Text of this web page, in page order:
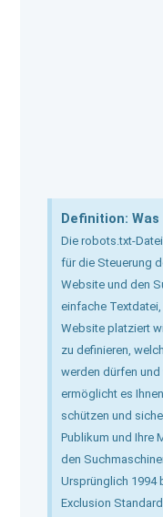
Definition:
Die robots.txt-
für die Steuerung
Website und den
einfache
Website platziert
zu definieren,
werden dürfen
ermöglicht es
schützen und
Publikum und Ihre
den
Ursprünglich 1994
Exclusion